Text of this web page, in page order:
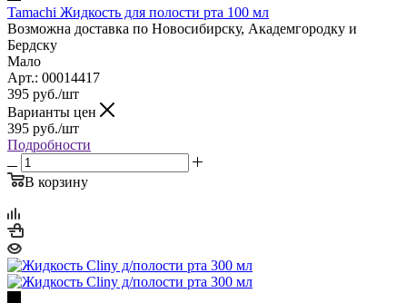
Tamachi Жидкость для полости рта 100 мл
Возможна доставка по Новосибирску, Академгородку и
Бердску
Мало
Арт.: 00014417
395 руб./шт
Варианты цен
395 руб./шт
Подробности
В корзину